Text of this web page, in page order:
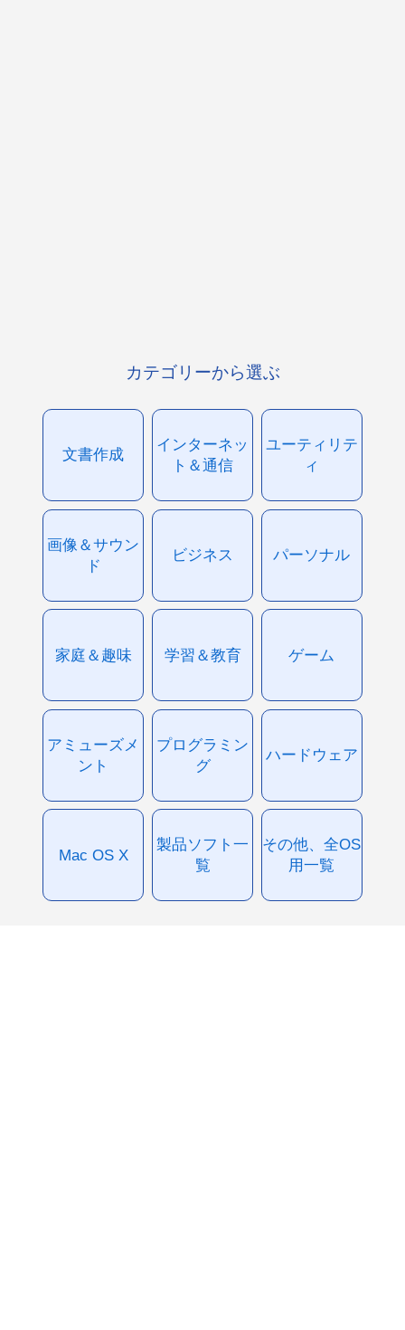
カテゴリーから選ぶ
文書作成
インターネッ
ト＆通信
ユーティリテ
ィ
画像＆サウン
ド
ビジネス パーソナル
家庭＆趣味 学習＆教育 ゲーム
アミューズメ
ント
プログラミン
グ
ハードウェア
Mac OS X
製品ソフト一
覧
その他、全OS
用一覧